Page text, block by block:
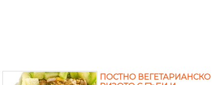
ПОСТНО ВЕГЕТАРИАНСКО